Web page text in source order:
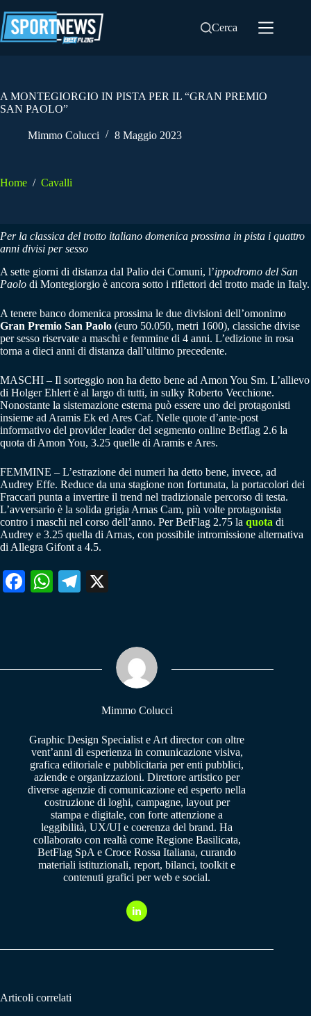
al
contenuto
Cerca
A MONTEGIORGIO IN PISTA PER IL “GRAN PREMIO
SAN PAOLO”
Mimmo Colucci 8 Maggio 2023
Home / Cavalli
Per la classica del trotto italiano domenica prossima in pista i quattro
anni divisi per sesso
A sette giorni di distanza dal Palio dei Comuni, l’ippodromo del San
Paolo di Montegiorgio è ancora sotto i riflettori del trotto made in Italy.
A tenere banco domenica prossima le due divisioni dell’omonimo
Gran Premio San Paolo (euro 50.050, metri 1600), classiche divise
per sesso riservate a maschi e femmine di 4 anni. L’edizione in rosa
torna a dieci anni di distanza dall’ultimo precedente.
MASCHI – Il sorteggio non ha detto bene ad Amon You Sm. L’allievo
di Holger Ehlert è al largo di tutti, in sulky Roberto Vecchione.
Nonostante la sistemazione esterna può essere uno dei protagonisti
insieme ad Aramis Ek ed Ares Caf. Nelle quote d’ante-post
informativo del provider leader del segmento online Betflag 2.6 la
quota di Amon You, 3.25 quelle di Aramis e Ares.
FEMMINE – L’estrazione dei numeri ha detto bene, invece, ad
Audrey Effe. Reduce da una stagione non fortunata, la portacolori dei
Fraccari punta a invertire il trend nel tradizionale percorso di testa.
L’avversario è la solida grigia Arnas Cam, più volte protagonista
contro i maschi nel corso dell’anno. Per BetFlag 2.75 la quota di
Audrey e 3.25 quella di Arnas, con possibile intromissione alternativa
di Allegra Gifont a 4.5.
Fa W
pp
Te
m
Mimmo Colucci
Graphic Design Specialist e Art director con oltre
vent’anni di esperienza in comunicazione visiva,
grafica editoriale e pubblicitaria per enti pubblici,
aziende e organizzazioni. Direttore artistico per
diverse agenzie di comunicazione ed esperto nella
costruzione di loghi, campagne, layout per
stampa e digitale, con forte attenzione a
leggibilità, UX/UI e coerenza del brand. Ha
collaborato con realtà come Regione Basilicata,
BetFlag SpA e Croce Rossa Italiana, curando
materiali istituzionali, report, bilanci, toolkit e
contenuti grafici per web e social.
Articoli correlati